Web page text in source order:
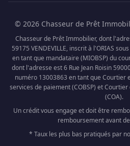
© 2026 Chasseur de Prêt
Chasseur de Prêt Immobilier, dont
59175 VENDEVILLE, inscrit à l'ORIAS
en tant que mandataire (MIOBSP) du
dont l'adresse est 6 Rue Jean Roisin
numéro 13003863 en tant que Courtier
services de paiement (COBSP) et
(COA).
Un crédit vous engage et doit être
remboursement avant
* Taux les plus bas pratiqués par